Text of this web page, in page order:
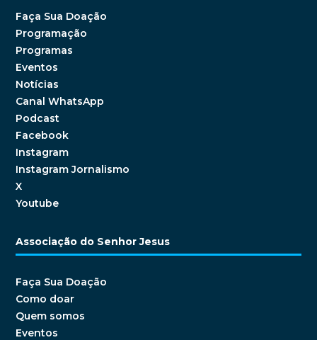
Faça Sua Doação
Programação
Programas
Eventos
Notícias
Canal WhatsApp
Podcast
Facebook
Instagram
Instagram Jornalismo
X
Youtube
Associação do Senhor Jesus
Faça Sua Doação
Como doar
Quem somos
Eventos